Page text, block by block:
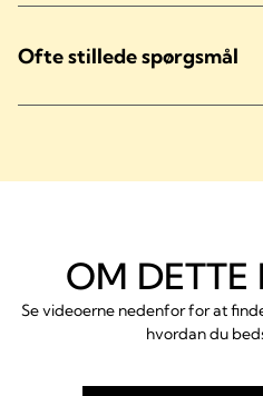
Ofte stillede spørgsmål
OM DETTE
Se videoerne nedenfor for at
hvordan du